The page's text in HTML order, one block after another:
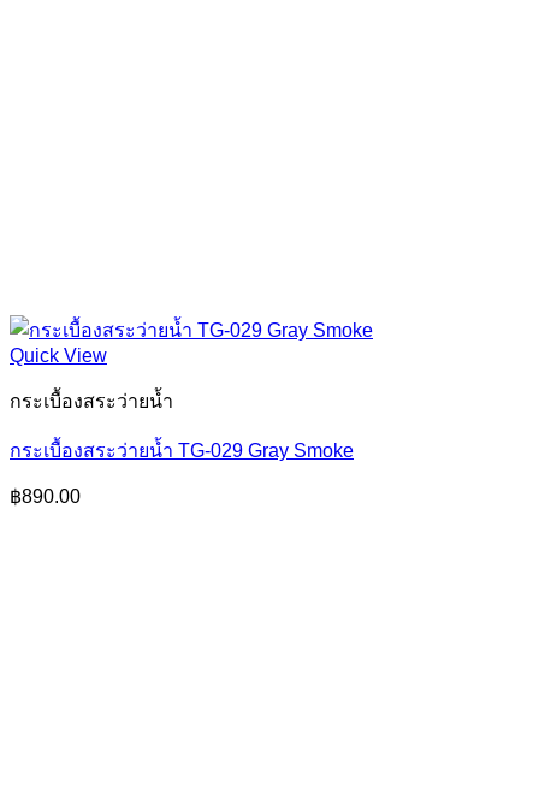
Quick View
กระเบื้องสระว่ายน้ำ
กระเบื้องสระว่ายน้ำ TG-029 Gray Smoke
฿890.00